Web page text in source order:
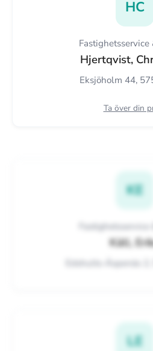
HC
Fastighetsservice
Hjertqvist,
Eksjöholm 44,
Ta över din
KE
Fastighetsservice
Käll,
Edshults-Äspenäs 2,
LE